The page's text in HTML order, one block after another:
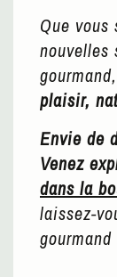
Que vous
nouvelles
plaisir,
Envie de
Venez
dans la
laissez-